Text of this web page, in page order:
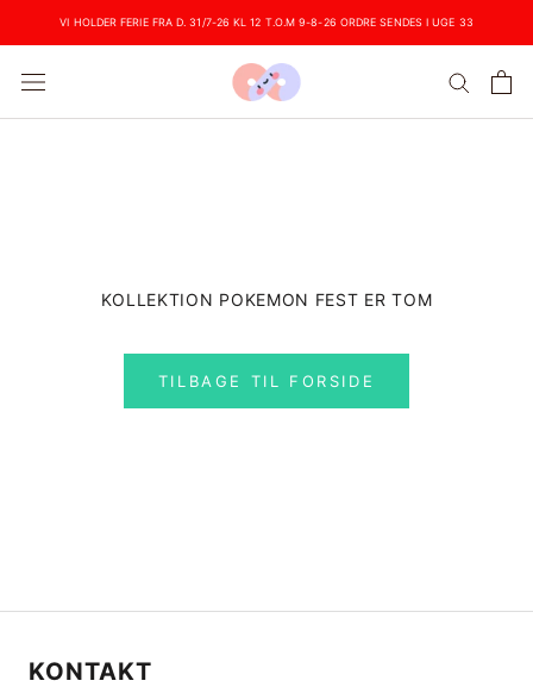
VI HOLDER FERIE FRA D. 31/7-26 KL 12 T.O.M 9-8-26 ORDRE SENDES I UGE 33
KOLLEKTION POKEMON FEST ER TOM
TILBAGE TIL FORSIDE
KONTAKT